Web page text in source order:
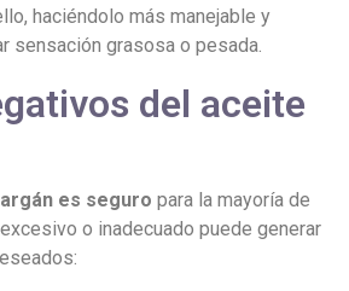
haciéndolo más manejable y
sensación grasosa o pesada.
del aceite
es seguro para la mayoría de
o inadecuado puede generar